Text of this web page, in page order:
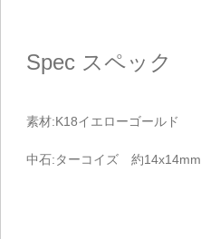
Spec スペック
素材:K18イエローゴールド
中石:ターコイズ 約14x14mm